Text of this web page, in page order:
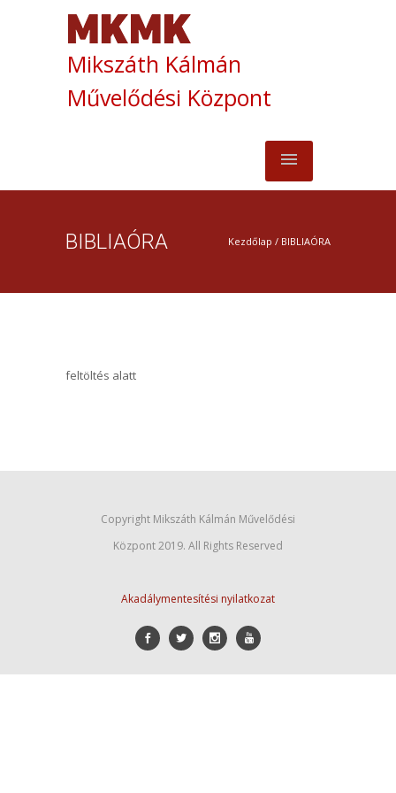
Mikszáth Kálmán
Művelődési Központ
BIBLIAÓRA Kezdőlap / BIBLIAÓRA
feltöltés alatt
Copyright Mikszáth Kálmán Művelődési
Központ 2019. All Rights Reserved
Akadálymentesítési nyilatkozat